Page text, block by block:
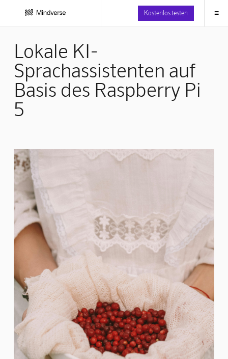
Kostenlos testen ≡
Lokale KI-
Sprachassistenten auf
Basis des Raspberry Pi
5